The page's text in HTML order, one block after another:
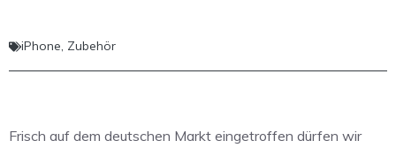
iPhone, Zubehör
Frisch auf dem deutschen Markt eingetroffen dürfen wir